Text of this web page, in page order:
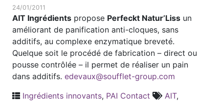
24/01/2011
AIT Ingrédients propose Perfeckt Natur’Liss un
améliorant de panification anti-cloques, sans
additifs, au complexe enzymatique breveté.
Quelque soit le procédé de fabrication – direct ou
pousse contrôlée – il permet de réaliser un pain
dans additifs. edevaux@soufflet-group.com
Ingrédients innovants, PAI Contact AIT,